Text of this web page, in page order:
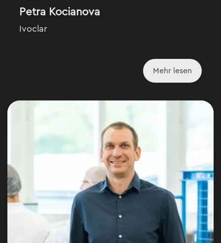
Petra Kocianova
Ivoclar
Mehr lesen